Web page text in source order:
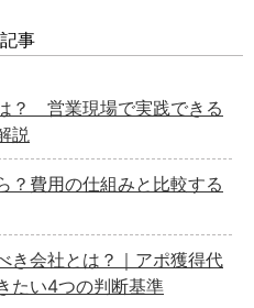
事
？ 営業現場で実践できる
説
？費用の仕組みと比較する
き会社とは？｜アポ獲得代
たい4つの判断基準